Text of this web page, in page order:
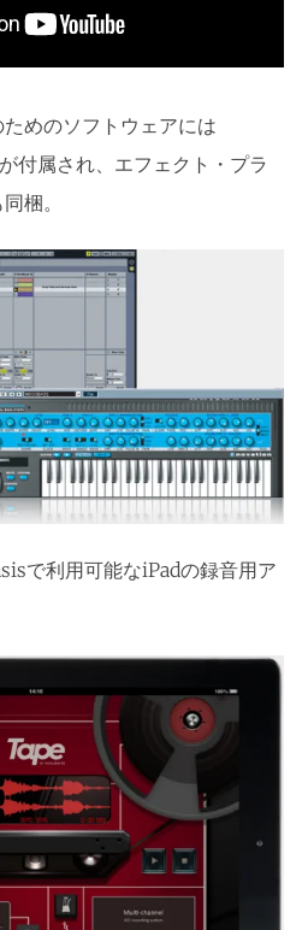
めのソフトウェアには
付属され、エフェクト・プラ
梱。
で利用可能なiPadの録音用ア